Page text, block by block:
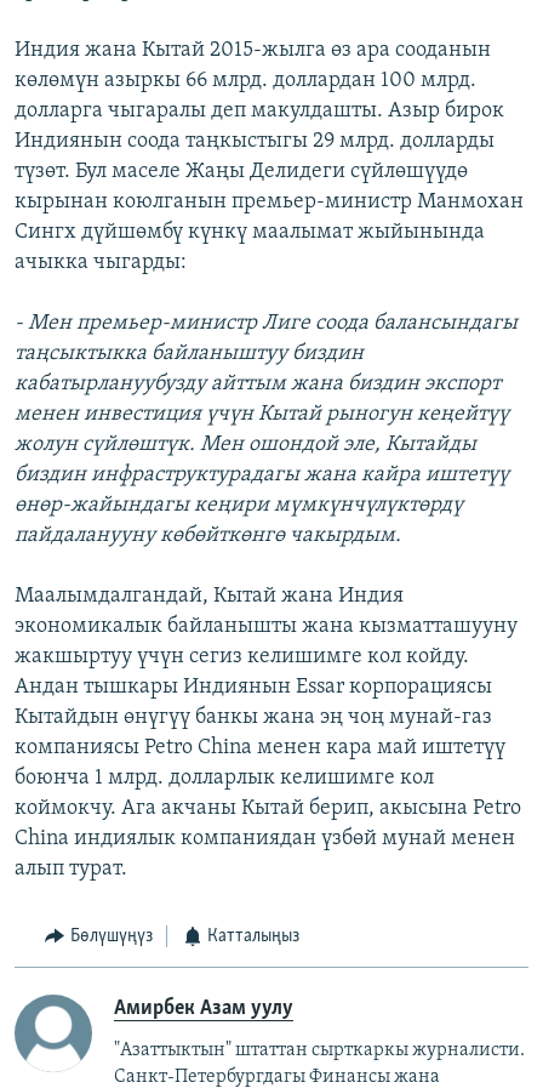
Индия жана Кытай 2015-жылга өз ара сооданын
көлөмүн азыркы 66 млрд. доллардан 100 млрд.
долларга чыгаралы деп макулдашты. Азыр бирок
Индиянын соода таңкыстыгы 29 млрд. долларды
түзөт. Бул маселе Жаңы Делидеги сүйлөшүүдө
кырынан коюлганын премьер-министр Манмохан
Сингх дүйшөмбү күнкү маалымат жыйынында
ачыкка чыгарды:
- Мен премьер-министр Лиге соода балансындагы
таңсыктыкка байланыштуу биздин
кабатырлануубузду айттым жана биздин экспорт
менен инвестиция үчүн Кытай рыногун кеңейтүү
жолун сүйлөштүк. Мен ошондой эле, Кытайды
биздин инфраструктурадагы жана кайра иштетүү
өнөр-жайындагы кеңири мүмкүнчүлүктөрдү
пайдаланууну көбөйткөнгө чакырдым.
Маалымдалгандай, Кытай жана Индия
экономикалык байланышты жана кызматташууну
жакшыртуу үчүн сегиз келишимге кол койду.
Андан тышкары Индиянын Essar корпорациясы
Кытайдын өнүгүү банкы жана эң чоң мунай-газ
компаниясы Petro China менен кара май иштетүү
боюнча 1 млрд. долларлык келишимге кол
коймокчу. Ага акчаны Кытай берип, акысына Petro
China индиялык компаниядан үзбөй мунай менен
алып турат.
Бөлүшүңүз Катталыңыз
Амирбек Азам уулу
"Азаттыктын" штаттан сырткаркы журналисти.
Санкт-Петербургдагы Финансы жана